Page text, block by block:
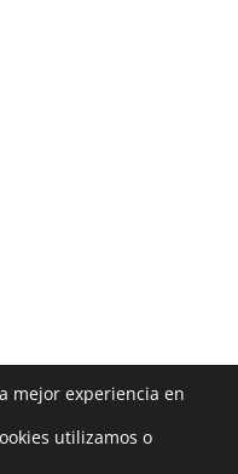
- ULPGC
mejor experiencia en
utilizamos o